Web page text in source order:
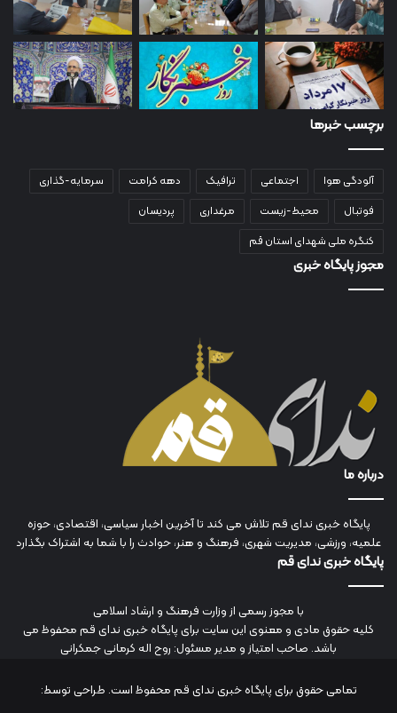
برچسب خبرها
آلودگی هوا اجتماعی ترافیک دهه کرامت
سرمایه-گذاری
فوتبال
محیط-زیست مرغداری
پردیسان
کنگره ملی شهدای استان قم
مجوز پایگاه خبری
درباره ما
پایگاه خبری ندای قم تلاش می کند تا آخرین اخبار سیاسی، اقتصادی، حوزه
علمیه، ورزشی، مدیریت شهری، فرهنگ و هنر، حوادث را با شما به اشتراک بگذارد
پایگاه خبری ندای قم
با مجوز رسمی از وزارت فرهنگ و ارشاد اسلامی
کلیه حقوق مادی و معنوی این سایت برای پایگاه خبری ندای قم محفوظ می
باشد. صاحب امتیاز و مدیر مسئول: روح اله کرمانی جمکرانی
تمامی حقوق برای پایگاه خبری ندای قم محفوظ است. طراحی توسط: